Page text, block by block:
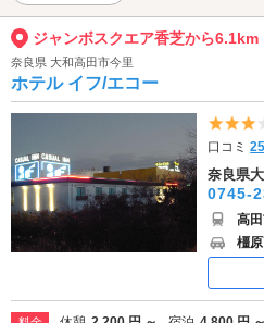
ジャンボスクエア香芝から6.1km
奈良県 大和高田市今里
ホテル イフ/エコー
口コミ
奈良県
0745-
高
橿